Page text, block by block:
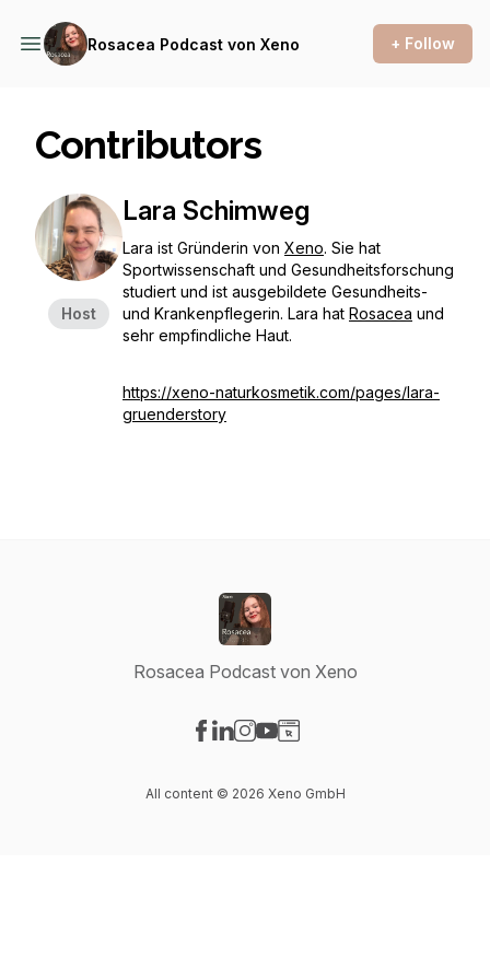
Rosacea Podcast von Xeno + Follow
Contributors
Host
Lara Schimweg
Lara ist Gründerin von Xeno. Sie hat
Sportwissenschaft und Gesundheitsforschung
studiert und ist ausgebildete Gesundheits-
und Krankenpflegerin. Lara hat Rosacea und
sehr empfindliche Haut.
https://xeno-naturkosmetik.com/pages/lara-
gruenderstory
Rosacea Podcast von Xeno
All content © 2026 Xeno GmbH